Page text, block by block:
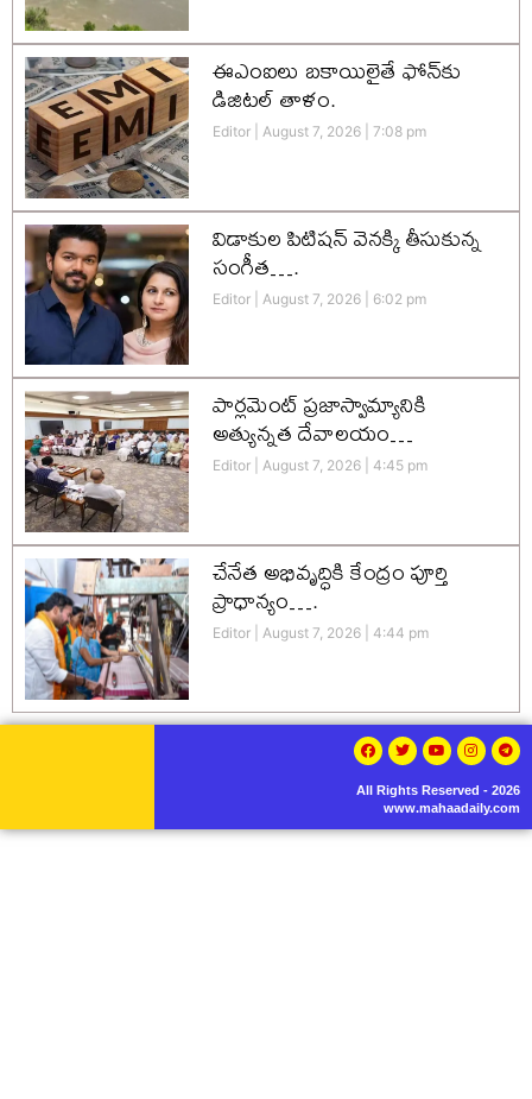
ఈఎంఐలు బకాయిలైతే ఫోన్‌కు
డిజిటల్ తాళం.
Editor August 7, 2026 7:08 pm
విడాకుల పిటిషన్ వెనక్కి తీసుకున్న
సంగీత….
Editor August 7, 2026 6:02 pm
పార్లమెంట్ ప్రజాస్వామ్యానికి
అత్యున్నత దేవాలయం…
Editor August 7, 2026 4:45 pm
చేనేత అభివృద్ధికి కేంద్రం పూర్తి
ప్రాధాన్యం….
Editor August 7, 2026 4:44 pm
All Rights Reserved - 2026
www.mahaadaily.com